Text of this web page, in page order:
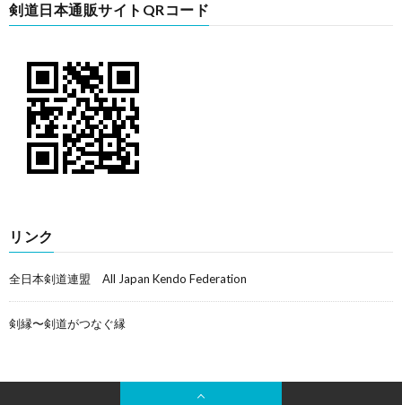
剣道日本通販サイトQRコード
リンク
全日本剣道連盟 All Japan Kendo Federation
剣縁〜剣道がつなぐ縁